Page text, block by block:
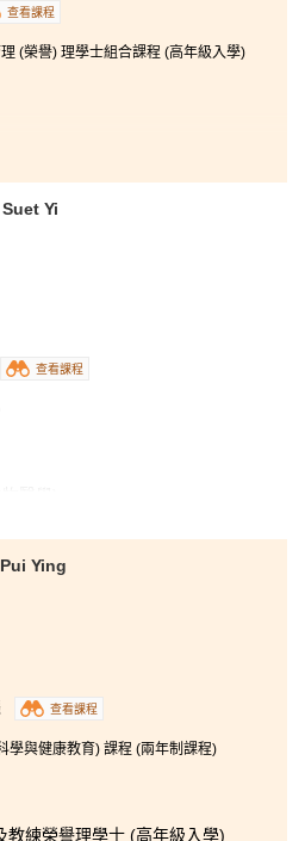
查看課程
(榮譽) 理學士組合課程 (高年級入學)
店管理相關行業的同學報讀書
地理位置優越，提供理想的學
六個月實習，校方會為學生安
生累積寶貴的實戰經驗，深入
，期間講師會主動關心我們的
院及教職員亦十分關懷學生，
Yi
查看課程
醫學)
及服務管理 (榮譽) 文學士 (兩年
穫甚豐。課程結合基礎科學、
設有實驗課及實地考察，為我
謝書院課程主任、各位講師及
⽀持。他們在升學⽅⾯給予我
儀⼤學實為關鍵。
Ying
查看課程
學與健康教育) 課程 (兩年制課程)
教練榮譽理學士 (高年級入學)